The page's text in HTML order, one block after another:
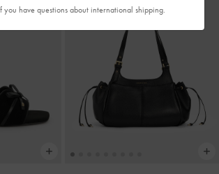
have questions about international shipping.